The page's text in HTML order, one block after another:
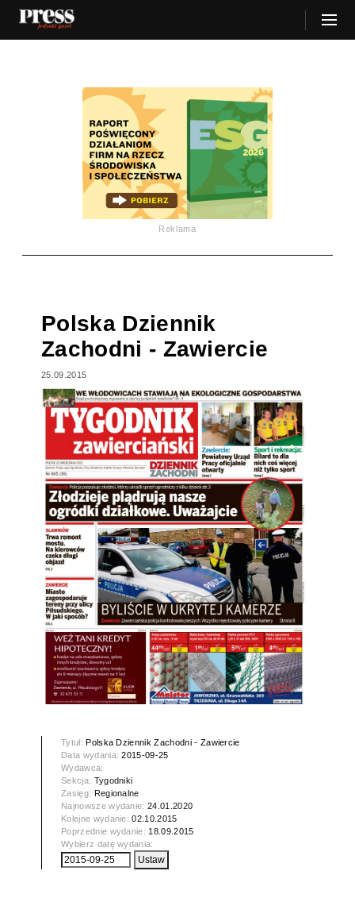
Reklama
Polska Dziennik
Zachodni - Zawiercie
25.09.2015
Tytuł: Polska Dziennik Zachodni - Zawiercie
Data wydania:2015-09-25
Wydawca:
Sekcja: Tygodniki
Zasięg: Regionalne
Najnowsze wydanie:24.01.2020
Kolejne wydanie:02.10.2015
Poprzednie wydanie: 18.09.2015
Wybierz datę wydania: